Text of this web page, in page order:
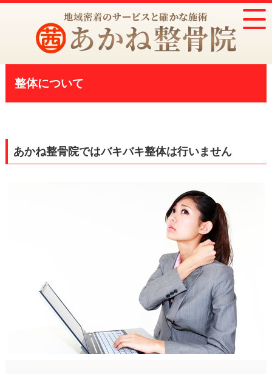
整体について
あかね整骨院ではバキバキ整体は行いません